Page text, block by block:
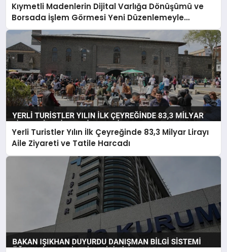
Kıymetli Madenlerin Dijital Varlığa Dönüşümü ve
Borsada İşlem Görmesi Yeni Düzenlemeyle
Belirlendi
Yerli Turistler Yılın İlk Çeyreğinde 83,3 Milyar Lirayı
Aile Ziyareti ve Tatile Harcadı